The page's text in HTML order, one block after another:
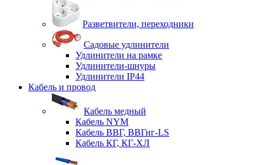
Разветвители, переходники
Садовые удлинители
Удлинители на рамке
Удлинители-шнуры
Удлинители IP44
Кабель и провод
Кабель медный
Кабель NYM
Кабель ВВГ, ВВГнг-LS
Кабель КГ, КГ-ХЛ